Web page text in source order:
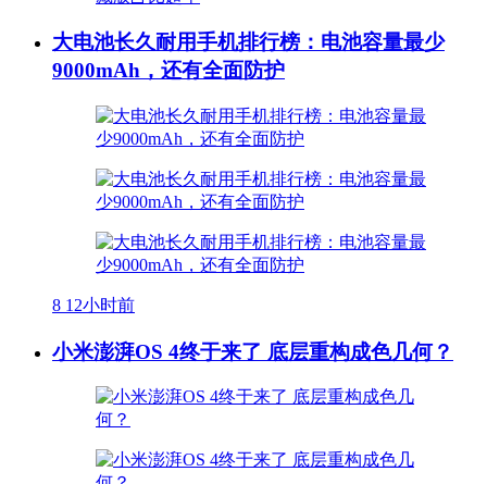
大电池长久耐用手机排行榜：电池容量最少
9000mAh，还有全面防护
8 12小时前
小米澎湃OS 4终于来了 底层重构成色几何？